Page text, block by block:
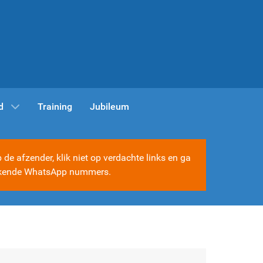
Training Jubileum
afzender, klik niet op verdachte links en ga
WhatsApp nummers.